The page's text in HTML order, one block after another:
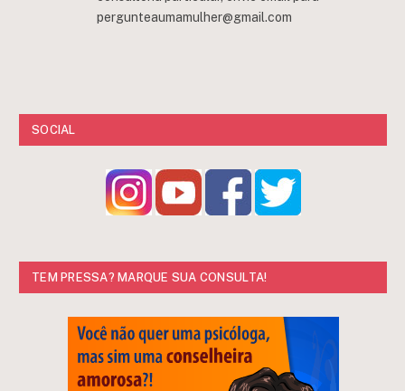
pergunteaumamulher@gmail.com
SOCIAL
TEM PRESSA? MARQUE SUA CONSULTA!